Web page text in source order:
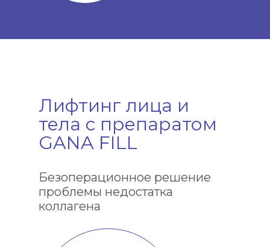
Безоперационное решение
проблемы недостатка
коллагена
Лифтинг лица и
тела с препаратом
GANA FILL